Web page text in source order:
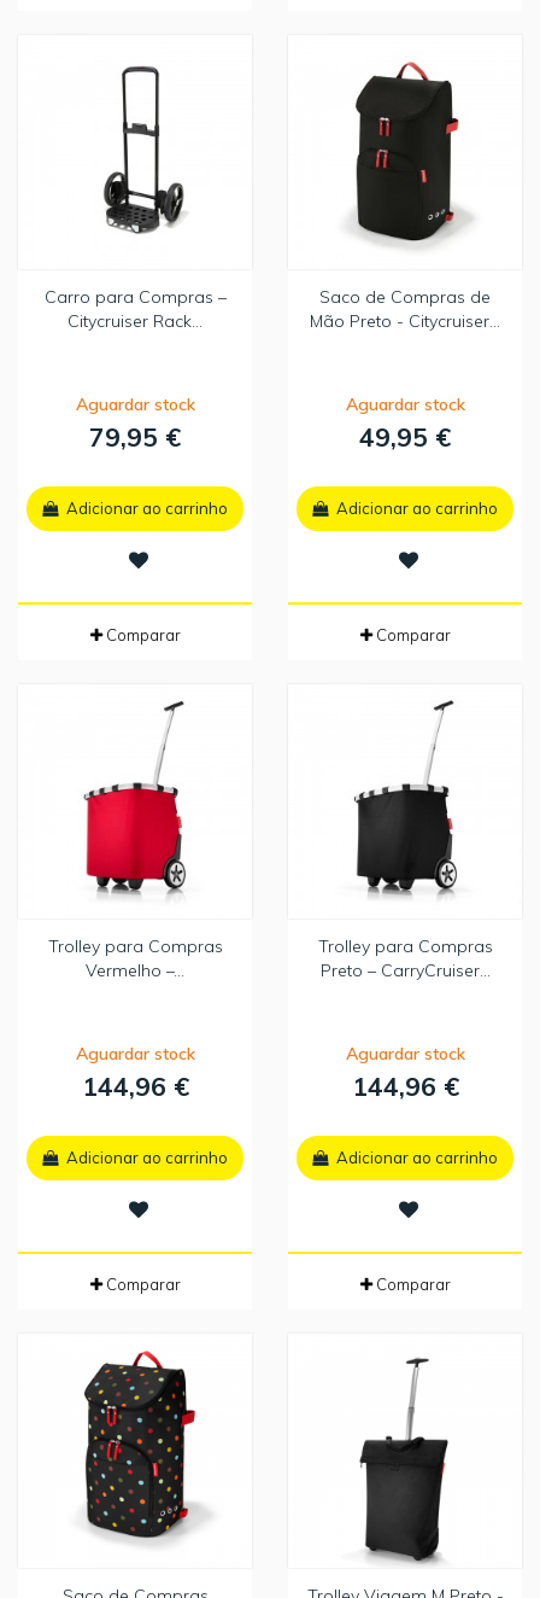
Carro para Compras –
Citycruiser Rack...
Aguardar stock
79,95 €
Adicionar ao carrinho
Comparar
Saco de Compras de
Mão Preto - Citycruiser...
Aguardar stock
49,95 €
Adicionar ao carrinho
Comparar
Trolley para Compras
Vermelho –...
Aguardar stock
144,96 €
Adicionar ao carrinho
Comparar
Trolley para Compras
Preto – CarryCruiser...
Aguardar stock
144,96 €
Adicionar ao carrinho
Comparar